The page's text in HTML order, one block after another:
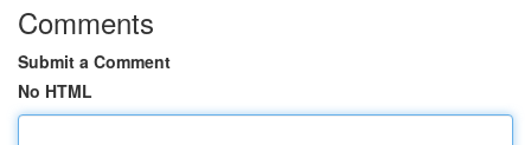
Comments
Submit a Comment
No HTML